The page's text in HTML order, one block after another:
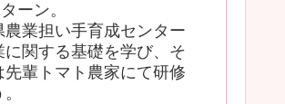
ーン。
農業担い手育成センター
に関する基礎を学び、そ
先輩トマト農家にて研修